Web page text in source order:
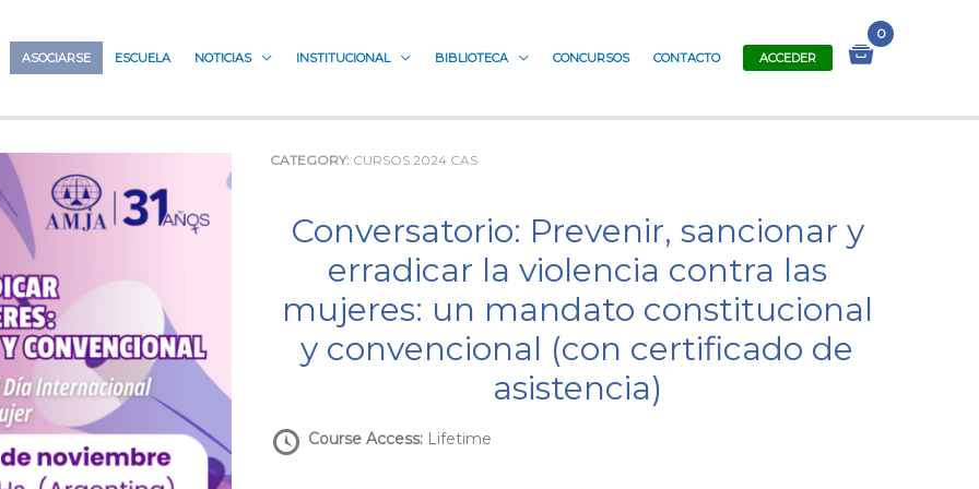
ASOCIARSE ESCUELA NOTICIAS INSTITUCIONAL BIBLIOTECA CONCURSOS CONTACTO ACCEDER
CATEGORY: CURSOS 2024 CAS
Conversatorio: Prevenir, sancionar y
erradicar la violencia contra las
mujeres: un mandato constitucional
y convencional (con certificado de
asistencia)
Course Access: Lifetime